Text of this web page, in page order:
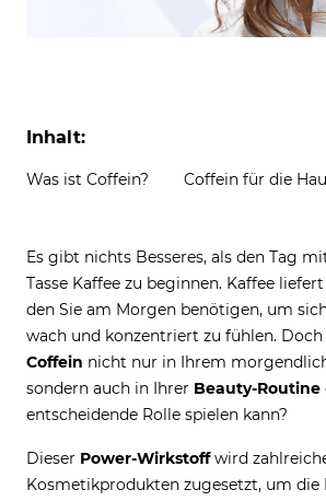
Inhalt:
Was ist Coffein? Coffein für die
Es gibt nichts Besseres, als den Tag
Tasse Kaffee zu beginnen. Kaffee
den Sie am Morgen benötigen, um
wach und konzentriert zu fühlen. Doch
Coffein nicht nur in Ihrem
sondern auch in Ihrer Beauty-Routine
entscheidende Rolle spielen kann?
Dieser Power-Wirkstoffwird
Kosmetikprodukten zugesetzt, um die